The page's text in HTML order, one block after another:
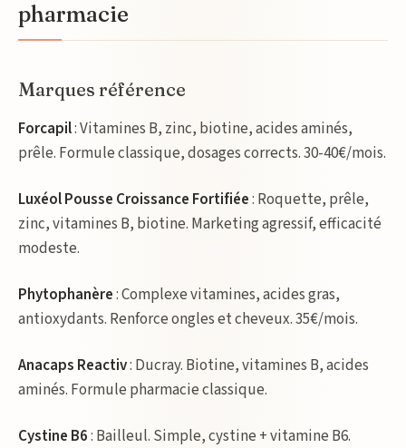
pharmacie
Marques référence
Forcapil: Vitamines B, zinc, biotine, acides aminés,
prêle. Formule classique, dosages corrects. 30-40€/mois.
Luxéol Pousse Croissance Fortifiée: Roquette, prêle,
zinc, vitamines B, biotine. Marketing agressif, efficacité
modeste.
Phytophanère: Complexe vitamines, acides gras,
antioxydants. Renforce ongles et cheveux. 35€/mois.
Anacaps Reactiv: Ducray. Biotine, vitamines B, acides
aminés. Formule pharmacie classique.
Cystine B6: Bailleul. Simple, cystine + vitamine B6.